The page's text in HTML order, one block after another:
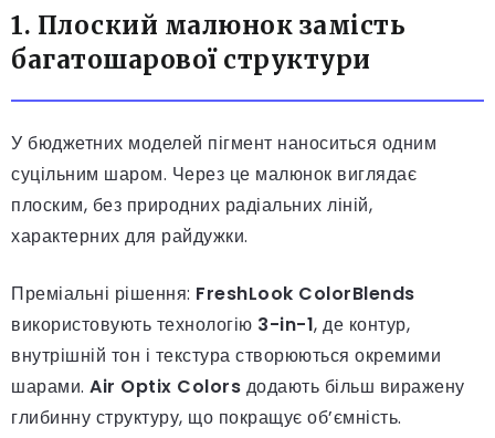
1. Плоский малюнок замість
багатошарової структури
У бюджетних моделей пігмент наноситься одним
суцільним шаром. Через це малюнок виглядає
плоским, без природних радіальних ліній,
характерних для райдужки.
Преміальні рішення: FreshLook ColorBlends
використовують технологію 3-in-1, де контур,
внутрішній тон і текстура створюються окремими
шарами. Air Optix Colors додають більш виражену
глибинну структуру, що покращує об’ємність.